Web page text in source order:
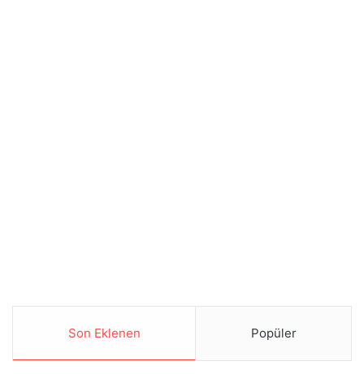
Son Eklenen Popüler